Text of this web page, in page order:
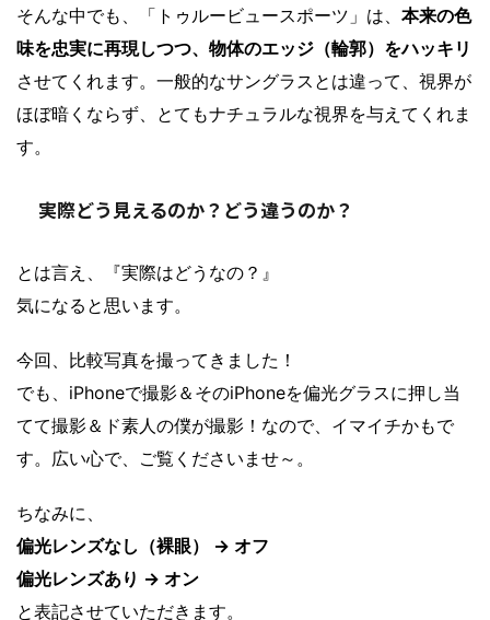
そんな中でも、「トゥルービュースポーツ」は、 本来の色
味を忠実に再現しつつ、物体のエッジ（輪郭）をハッキリ
させてくれます。一般的なサングラスとは違って、視界が
ほぼ暗くならず、とてもナチュラルな視界を与えてくれま
す。
実際どう見えるのか？どう違うのか？
とは言え、『実際はどうなの？』
気になると思います。
今回、比較写真を撮ってきました！
でも、iPhoneで撮影＆そのiPhoneを偏光グラスに押し当
てて撮影＆ド素人の僕が撮影！なので、イマイチかもで
す。広い心で、ご覧くださいませ～。
ちなみに、
偏光レンズなし（裸眼） → オフ
偏光レンズあり → オン
と表記させていただきます。